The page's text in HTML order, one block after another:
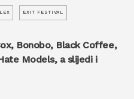
EXIT FESTIVAL
Bonobo, Black Coffee,
Models, a slijedi i